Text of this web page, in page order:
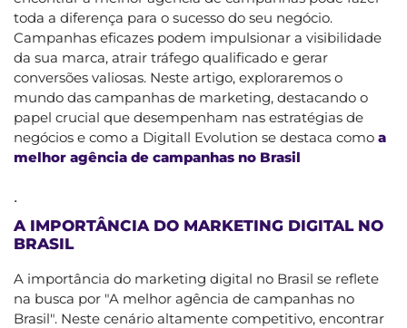
toda a diferença para o sucesso do seu negócio.
Campanhas eficazes podem impulsionar a visibilidade
da sua marca, atrair tráfego qualificado e gerar
conversões valiosas. Neste artigo, exploraremos o
mundo das campanhas de marketing, destacando o
papel crucial que desempenham nas estratégias de
negócios e como a Digitall Evolution se destaca como a
melhor agência de campanhas no Brasil
.
A IMPORTÂNCIA DO MARKETING DIGITAL NO
BRASIL
A importância do marketing digital no Brasil se reflete
na busca por "A melhor agência de campanhas no
Brasil". Neste cenário altamente competitivo, encontrar